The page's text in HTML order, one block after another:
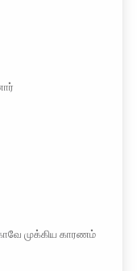
முக்கிய காரணம்